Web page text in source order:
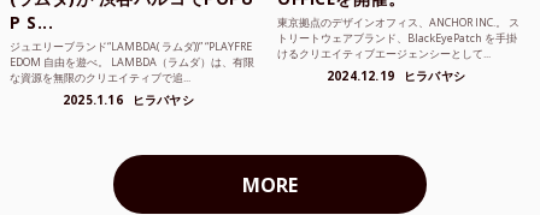
P S...
ジュエリーブランド“LAMBDA( ラムダ))” “PLAYFRE
EDOM 自由を遊べ。 LAMBDA（ラムダ）は、有限
な資源を無限のクリエイティブで追...
2025.1.16 ヒラバヤシ
東京拠点のデザインオフィス、ANCHOR INC.。 ス
トリートウェアブランド、BlackEyePatch を手掛
けるクリエイティブエージェンシーとして...
2024.12.19 ヒラバヤシ
MORE